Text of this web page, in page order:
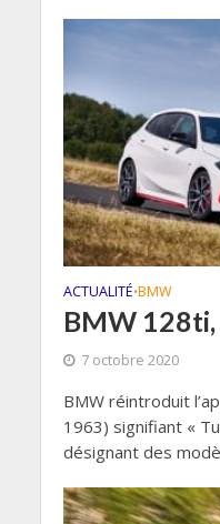
ACTUALITÉ•BMW
BMW
7 octobre 2020
BMW réintroduit
1963) signifiant «
désignant des